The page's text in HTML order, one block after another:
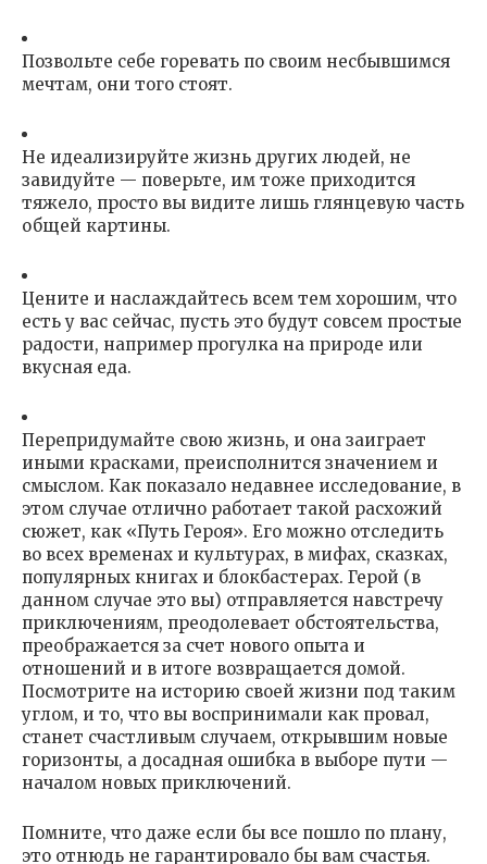
Позвольте себе горевать по своим несбывшимся
мечтам, они того стоят.
Не идеализируйте жизнь других людей, не
завидуйте — поверьте, им тоже приходится
тяжело, просто вы видите лишь глянцевую часть
общей картины.
Цените и наслаждайтесь всем тем хорошим, что
есть у вас сейчас, пусть это будут совсем простые
радости, например прогулка на природе или
вкусная еда.
Перепридумайте свою жизнь, и она заиграет
иными красками, преисполнится значением и
смыслом. Как показало недавнее исследование, в
этом случае отлично работает такой расхожий
сюжет, как «Путь Героя». Его можно отследить
во всех временах и культурах, в мифах, сказках,
популярных книгах и блокбастерах. Герой (в
данном случае это вы) отправляется навстречу
приключениям, преодолевает обстоятельства,
преображается за счет нового опыта и
отношений и в итоге возвращается домой.
Посмотрите на историю своей жизни под таким
углом, и то, что вы воспринимали как провал,
станет счастливым случаем, открывшим новые
горизонты, а досадная ошибка в выборе пути —
началом новых приключений.
Помните, что даже если бы все пошло по плану,
это отнюдь не гарантировало бы вам счастья.